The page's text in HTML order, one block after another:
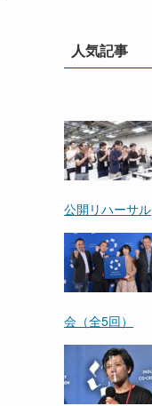
人気記事
公開リハーサル
会（全5回）